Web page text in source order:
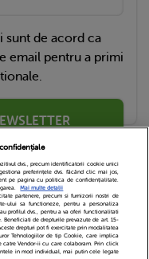
sunt de acord ca
email pentru a primi
Contact
dvs., precum identificatorii cookie unici
preferințele dvs. făcând clic mai jos,
pe pagina cu politica de confidențialitate.
Mai multe detalii
partenere, precum si furnizorii nostri de
ului sa functioneze, pentru a personaliza
profilul dvs., pentru a va oferi functionalitati
de drepturile prevazute de art. 15-
drepturi pot fi exercitate prin modalitatea
Tehnologiilor de tip Cookie, care implica
catre Vendor-ii cu care colaboram. Prin click
in mod individual, mai putin cele legate